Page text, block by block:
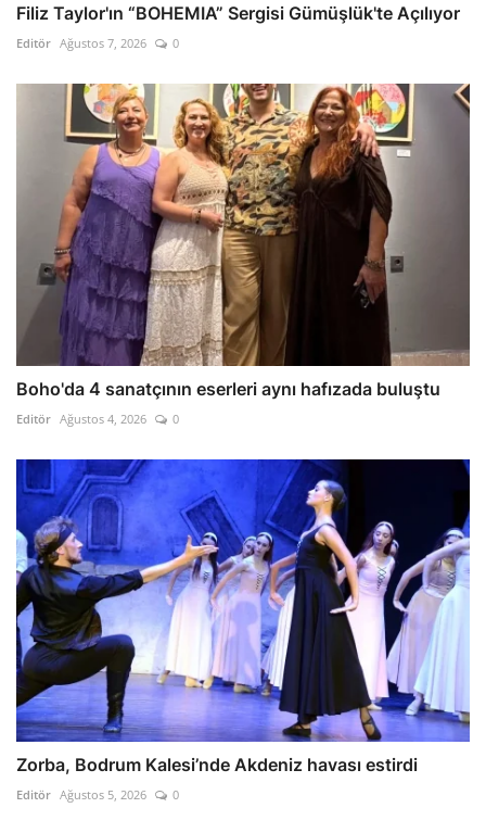
Filiz Taylor'ın “BOHEMIA” Sergisi Gümüşlük'te Açılıyor
Editör Ağustos 7, 2026 0
Boho'da 4 sanatçının eserleri aynı hafızada buluştu
Editör Ağustos 4, 2026 0
Zorba, Bodrum Kalesi’nde Akdeniz havası estirdi
Editör Ağustos 5, 2026 0